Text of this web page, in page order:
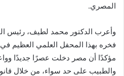
المصري.
وأعرب الدكتور محمد لطيف،
فخره بهذا المحفل العلمي العظيم
مؤكدًا أن مصر دخلت عصرًا جديدًا
والطبيب على حد سواء، من خلال